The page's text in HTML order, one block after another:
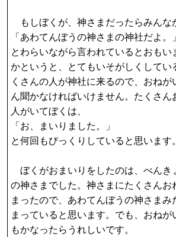
もしぼくが、神さまだったらみんな
「あわてんぼうの神さまの神社だよ。」
とわらいながら言われているとおもい
かというと、とてもいそがしくしてい
くさんの人が神社に来るので、おねが
ん聞かなければいけません。たくさん
人がいてぼくは、
「お、まいりました。」
と何回もびっくりしていると思います。
ぼくがおまいりをしたのは、べんき
の神さまでした。神さまにたくさんお
まったので、あわてんぼうの神さまみ
まっていると思います。でも、おね
もかなったらうれしいです。